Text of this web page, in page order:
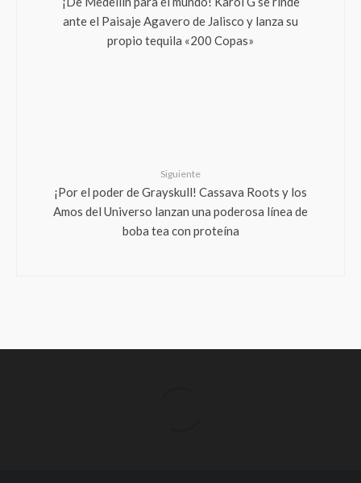
ante el Paisaje Agavero de Jalisco y lanza su
propio tequila «200 Copas»
Siguiente
¡Por el poder de Grayskull! Cassava Roots y los
Amos del Universo lanzan una poderosa línea de
boba tea con proteína